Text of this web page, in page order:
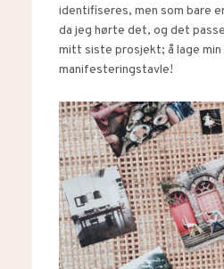
identifiseres, men som bare
da jeg hørte det, og det
mitt siste prosjekt; å lage min
manifesteringstavle!